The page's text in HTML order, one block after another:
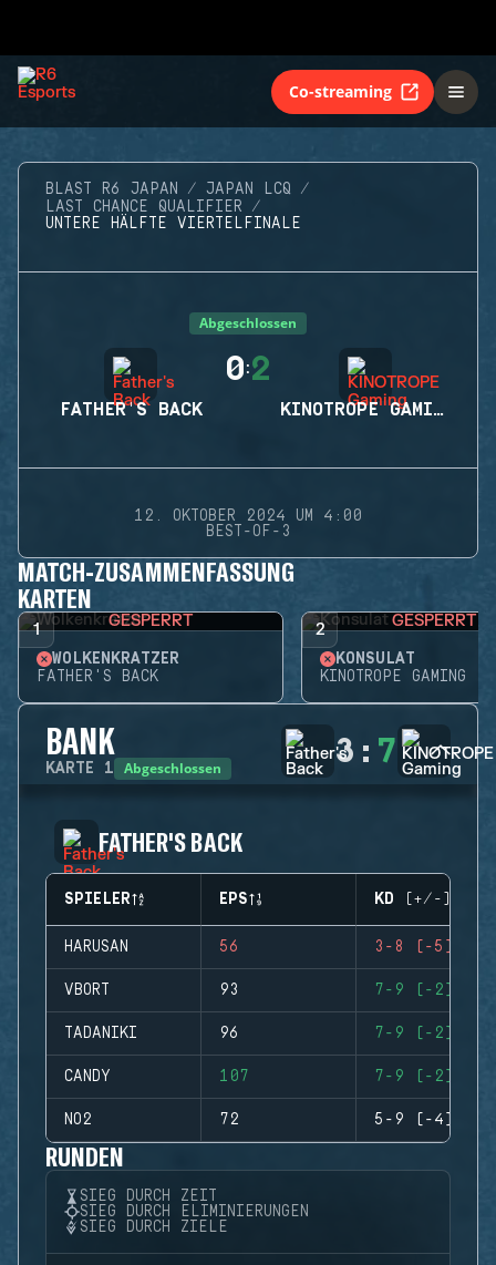
Co-streaming
BLAST R6 JAPAN
JAPAN LCQ
LAST CHANCE QUALIFIER
UNTERE HÄLFTE VIERTELFINALE
Abgeschlossen
FATHER'S BACK
0:2
KINOTROPE GAMING
12. OKTOBER 2024 UM 4:00
BEST-OF-3
MATCH-ZUSAMMENFASSUNG
KARTEN
1 GESPERRT
WOLKENKRATZER
FATHER'S BACK
2 GESPERRT
KONSULAT
KINOTROPE GAMING
BANK
KARTE 1 Abgeschlossen 3 : 7
FATHER'S BACK
SPIELER EPS KD (+/-)
HARUSAN 56 3-8 (-5)
VBORT 93 7-9 (-2)
TADANIKI 96 7-9 (-2)
CANDY 107 7-9 (-2)
NO2 72 5-9 (-4)
RUNDEN
SIEG DURCH ZEIT
SIEG DURCH ELIMINIERUNGEN
SIEG DURCH ZIELE